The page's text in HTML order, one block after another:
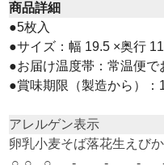
商品詳細
●5枚入
●サイズ：幅 19.5 ×奥行
●お届け温度帯：常温便で
●賞味期限（製造から）：
アレルゲン表示
卵乳小麦そば落花生 えび